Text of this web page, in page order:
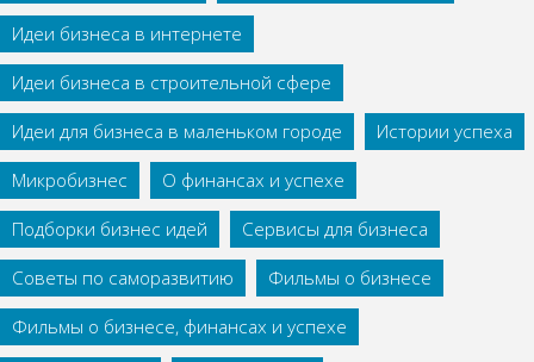
Идеи бизнеса в интернете
Идеи бизнеса в строительной сфере
Идеи для бизнеса в маленьком городе
Истории успеха
Микробизнес
О финансах и успехе
Подборки бизнес идей
Сервисы для бизнеса
Советы по саморазвитию
Фильмы о бизнесе
Фильмы о бизнесе, финансах и успехе